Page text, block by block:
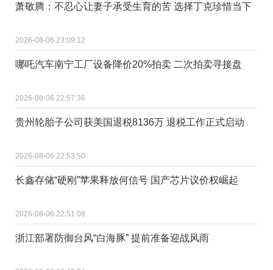
萧敬腾：不忍心让妻子承受生育的苦 选择丁克珍惜当下
2026-08-06 23:09:12
哪吒汽车南宁工厂设备降价20%拍卖 二次拍卖寻接盘
2026-08-06 22:57:36
贵州轮胎子公司获美国退税8136万 退税工作正式启动
2026-08-06 22:53:50
长鑫存储“硬刚”苹果释放何信号 国产芯片议价权崛起
2026-08-06 22:51:08
浙江部署防御台风“白海豚” 提前准备迎战风雨